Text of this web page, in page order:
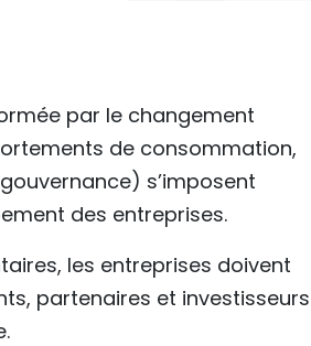
par le changement
de consommation,
s’imposent
des entreprises.
les entreprises doivent
partenaires et investisseurs